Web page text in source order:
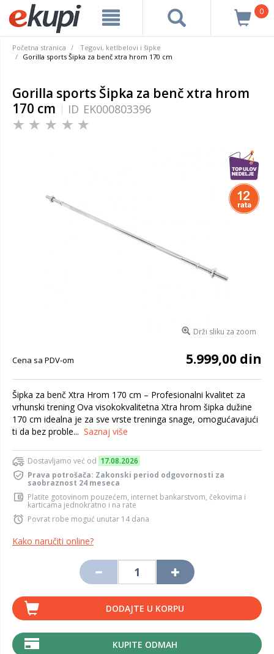
0
Početna stranica
Tegovi, ketlbelovi i šipke
Gorilla sports Šipka za benč xtra hrom 170 cm
Gorilla sports Šipka za benč xtra hrom
170 cm
ID EK000803396
Drži sliku za zoom
Cena sa PDV-om 5.999,00 din
Šipka za benč Xtra Hrom 170 cm – Profesionalni kvalitet za
vrhunski trening Ova visokokvalitetna Xtra hrom šipka dužine
170 cm idealna je za sve vrste treninga snage, omogućavajući
ti da bez proble... Saznaj više
Dostavljamo već od 17.08.2026
Prava potrošača: Zakonski period odgovornosti za
saobraznost 24 meseca
Platite gotovinom pouzećem, internet bankarstvom, čekovima i
karticama jednokratno i na rate
Povrat robe moguć unutar 14 dana
Kako naručiti online?
DODAJTE U KORPU
KUPITE ODMAH